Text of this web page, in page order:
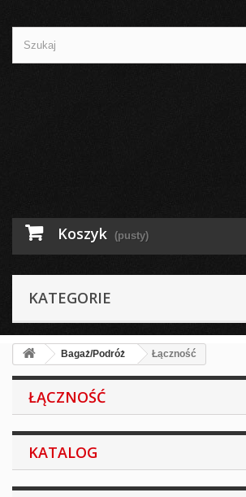
Koszyk (pusty)
KATEGORIE
Bagaż/Podróż Łączność
ŁĄCZNOŚĆ
KATALOG